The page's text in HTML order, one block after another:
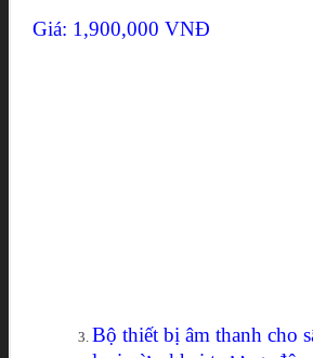
Giá: 1,900,000 VNĐ
Bộ thiết bị âm thanh cho